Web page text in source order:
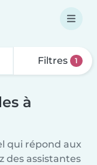
Filtres 1
à
qui répond aux
des assistantes